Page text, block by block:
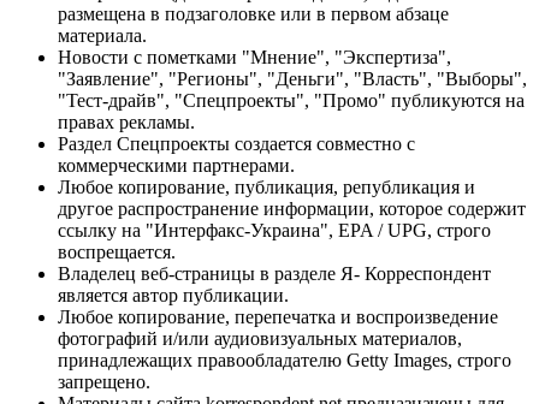
размещена в подзаголовке или в первом абзаце
материала.
Новости с пометками "Мнение", "Экспертиза",
"Заявление", "Регионы", "Деньги", "Власть", "Выборы",
"Тест-драйв", "Спецпроекты", "Промо" публикуются на
правах рекламы.
Раздел Спецпроекты создается совместно с
коммерческими партнерами.
Любое копирование, публикация, републикация и
другое распространение информации, которое содержит
ссылку на "Интерфакс-Украина", EPA / UPG, строго
воспрещается.
Владелец веб-страницы в разделе Я- Корреспондент
является автор публикации.
Любое копирование, перепечатка и воспроизведение
фотографий и/или аудиовизуальных материалов,
принадлежащих правообладателю Getty Images, строго
запрещено.